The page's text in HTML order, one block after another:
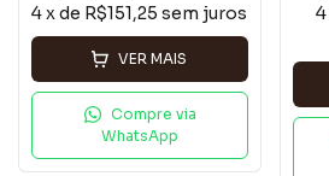
4x de R$151,25 sem juros
VER MAIS
Compre via
WhatsApp
4